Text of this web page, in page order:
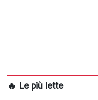
🔥 Le più lette